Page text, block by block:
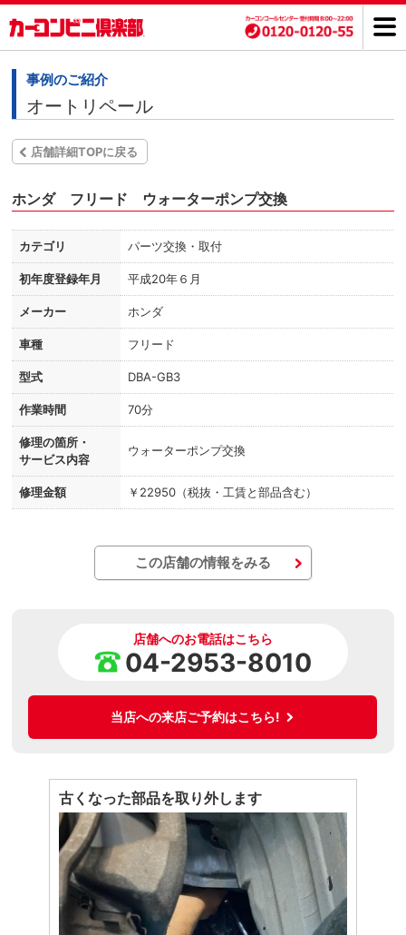
事例のご紹介
オートリペール
店舗詳細TOPに戻る
ホンダ フリード ウォーターポンプ交換
カテゴリ パーツ交換・取付
初年度登録年月 平成20年６月
メーカー ホンダ
車種 フリード
型式 DBA-GB3
作業時間 70分
修理の箇所・
サービス内容
ウォーターポンプ交換
修理金額 ￥22950（税抜・工賃と部品含む）
この店舗の情報をみる
店舗へのお電話はこちら
04-2953-8010
当店への来店ご予約はこちら!
古くなった部品を取り外します